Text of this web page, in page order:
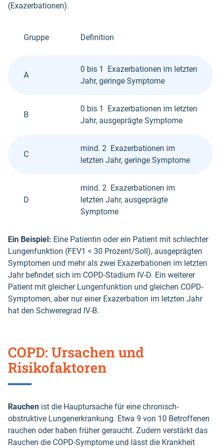
(Exazerbationen).
Gruppe Definition
A
0 bis 1 Exazerbationen im letzten
Jahr, geringe Symptome
B
0 bis 1 Exazerbationen im letzten
Jahr, ausgeprägte Symptome
C
mind. 2 Exazerbationen im
letzten Jahr, geringe Symptome
D
mind. 2 Exazerbationen im
letzten Jahr, ausgeprägte
Symptome
Ein Beispiel: Eine Patientin oder ein Patient mit schlechter
Lungenfunktion (FEV1 < 30 Prozent/Soll), ausgeprägten
Symptomen und mehr als zwei Exazerbationen im letzten
Jahr befindet sich im COPD-Stadium IV-D. Ein weiterer
Patient mit gleicher Lungenfunktion und gleichen COPD-
Symptomen, aber nur einer Exazerbation im letzten Jahr
hat den Schweregrad IV-B.
COPD: Ursachen und
Risikofaktoren
Rauchen ist die Hauptursache für eine chronisch-
obstruktive Lungenerkrankung. Etwa 9 von 10 Betroffenen
rauchen oder haben früher geraucht. Zudem verstärkt das
Rauchen die COPD-Symptome und lässt die Krankheit